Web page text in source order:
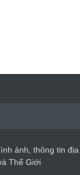
ảnh, thông tin địa
Thế Giới